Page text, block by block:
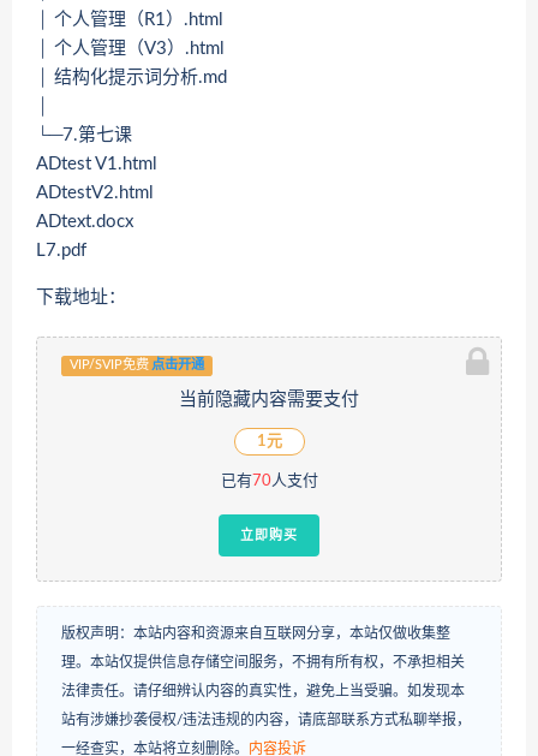
│ 个人管理（R1）.html
│ 个人管理（V3）.html
│ 结构化提示词分析.md
└─7.第七课
ADtest V1.html
ADtestV2.html
ADtext.docx
L7.pdf
下载地址：
VIP/SVIP免费 点击开通
当前隐藏内容需要支付
1元
已有70人支付
立即购买
版权声明：本站内容和资源来自互联网分享，本站仅做收集整
理。本站仅提供信息存储空间服务，不拥有所有权，不承担相关
法律责任。请仔细辨认内容的真实性，避免上当受骗。如发现本
站有涉嫌抄袭侵权/违法违规的内容，请底部联系方式私聊举报，
一经查实，本站将立刻删除。 内容投诉